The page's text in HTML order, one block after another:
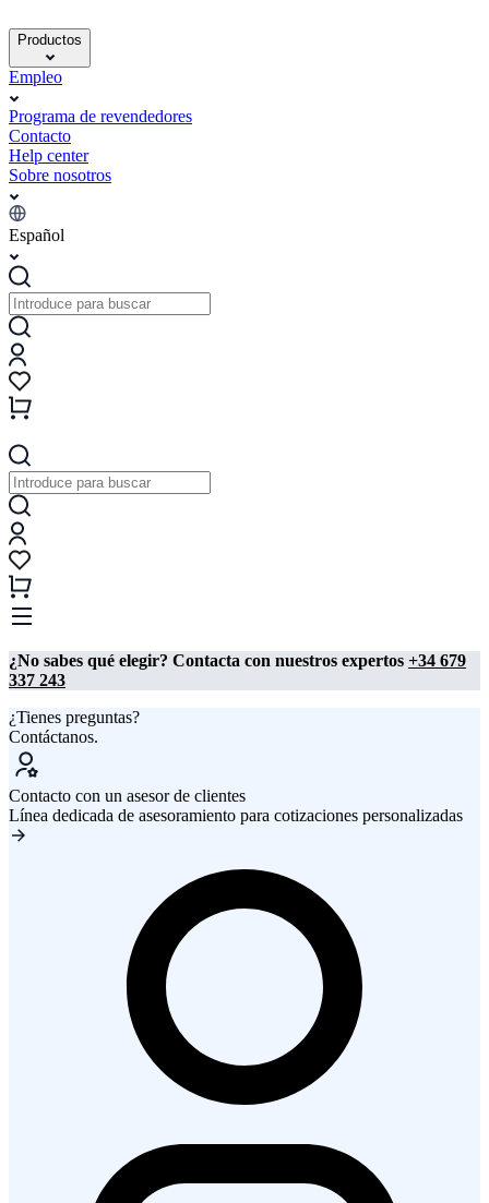
Productos
Empleo
Programa de revendedores
Contacto
Help center
Sobre nosotros
Español
¿No sabes qué elegir? Contacta con nuestros expertos +34 679
337 243
¿Tienes preguntas?
Contáctanos.
Contacto con un asesor de clientes
Línea dedicada de asesoramiento para cotizaciones personalizadas